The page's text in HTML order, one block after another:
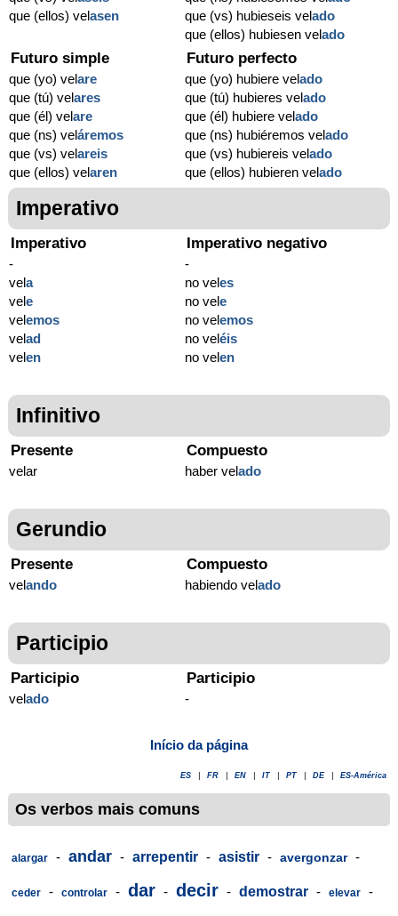
que (ellos) velasen
que (vs) hubieseis velado
que (ellos) hubiesen velado
Futuro simple
que (yo) velare
que (tú) velares
que (él) velare
que (ns) veláremos
que (vs) velareis
que (ellos) velaren
Futuro perfecto
que (yo) hubiere velado
que (tú) hubieres velado
que (él) hubiere velado
que (ns) hubiéremos velado
que (vs) hubiereis velado
que (ellos) hubieren velado
Imperativo
Imperativo
-
vela
vele
velemos
velad
velen
Imperativo negativo
-
no veles
no vele
no velemos
no veléis
no velen
Infinitivo
Presente
velar
Compuesto
haber velado
Gerundio
Presente
velando
Compuesto
habiendo velado
Participio
Participio
velado
Participio
-
Início da página
ES FR EN IT PT DE ES-América
Os verbos mais comuns
alargar - andar - arrepentir - asistir - avergonzar -
ceder - controlar - dar - decir - demostrar - elevar -